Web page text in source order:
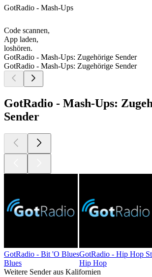
GotRadio - Mash-Ups
Code scannen,
App laden,
loshören.
GotRadio - Mash-Ups: Zugehörige Sender
GotRadio - Mash-Ups: Zugehörige Sender
GotRadio - Mash-Ups:
Sender
GotRadio - Bit 'O Blues
Blues
GotRadio - Hip Hop
Hip Hop
Weitere Sender aus Kalifornien